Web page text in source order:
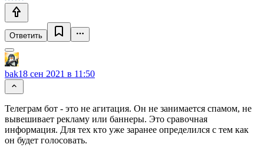
Ответить
bak18 сен 2021 в 11:50
Телеграм бот - это не агитация. Он не занимается спамом, не
вывешивает рекламу или баннеры. Это сравочная
информация. Для тех кто уже заранее определился с тем как
он будет голосовать.